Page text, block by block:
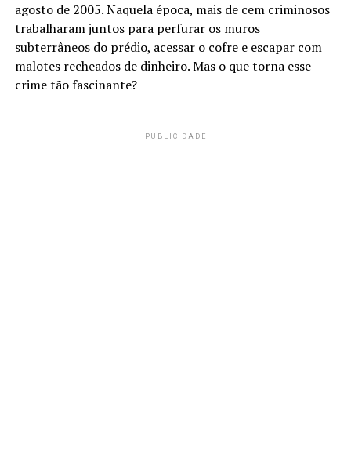
agosto de 2005. Naquela época, mais de cem criminosos
trabalharam juntos para perfurar os muros
subterrâneos do prédio, acessar o cofre e escapar com
malotes recheados de dinheiro. Mas o que torna esse
crime tão fascinante?
PUBLICIDADE